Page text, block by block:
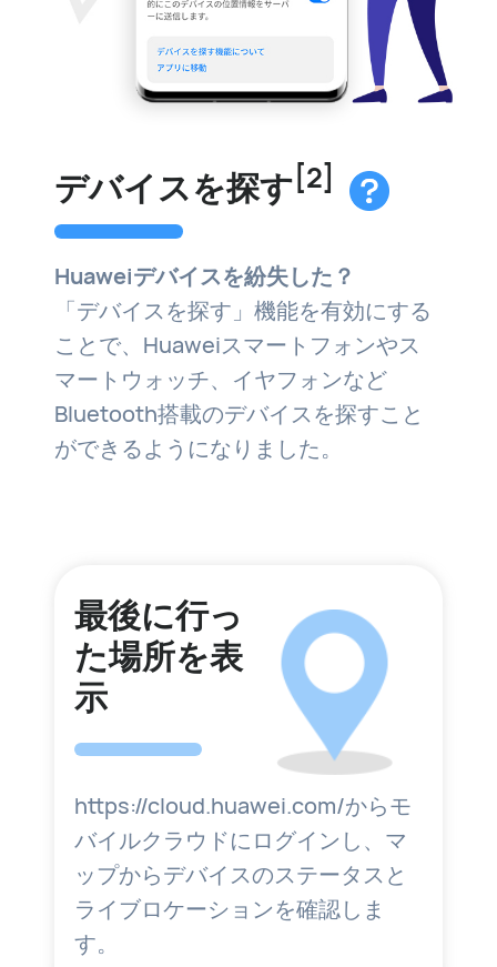
デバイスを探す [2]
Huaweiデバイスを紛失した？
「デバイスを探す」機能を有効にする
ことで、Huaweiスマートフォンやス
マートウォッチ、イヤフォンなど
Bluetooth搭載のデバイスを探すこと
ができるようになりました。
最後に行っ
た場所を表
示
https://cloud.huawei.com/からモ
バイルクラウドにログインし、マ
ップからデバイスのステータスと
ライブロケーションを確認しま
す。